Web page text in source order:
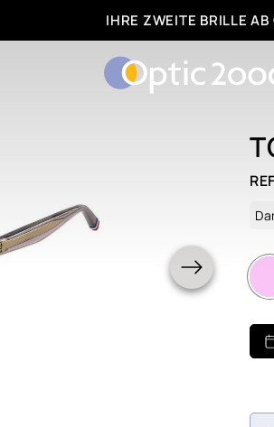
IHRE ZWEITE BRILLE AB